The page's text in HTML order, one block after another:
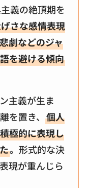
義の絶頂期を
さな感情表現
劇などのジャ
を避ける傾向
主義が生ま
を置き、個人
極的に表現し
。形式的な決
現が重んじら